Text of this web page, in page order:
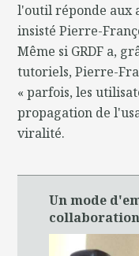
l'outil réponde aux
insisté Pierre-
Même si GRDF a,
tutoriels, Pierre-
« parfois, les
propagation de
viralité.
Un mode
collaboration